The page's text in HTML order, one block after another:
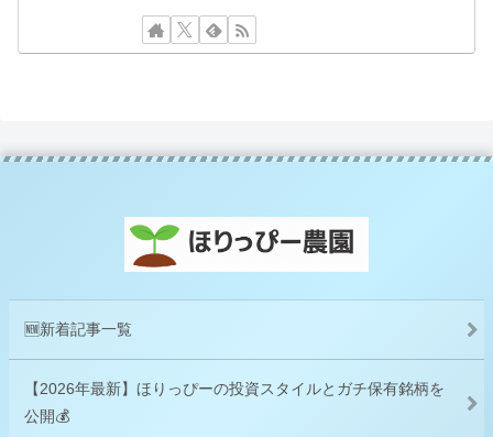
🆕新着記事一覧
【2026年最新】ほりっぴーの投資スタイルとガチ保有銘柄を
公開💰